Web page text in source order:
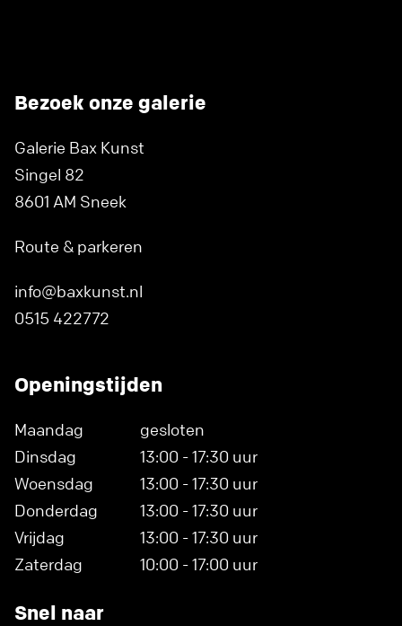
Bezoek onze galerie
Galerie Bax Kunst
Singel 82
8601 AM Sneek
Route & parkeren
info@baxkunst.nl
0515 422772
Openingstijden
Maandag
gesloten
Dinsdag
13:00 - 17:30 uur
Woensdag
13:00 - 17:30 uur
Donderdag
13:00 - 17:30 uur
Vrijdag
13:00 - 17:30 uur
Zaterdag
10:00 - 17:00 uur
Snel naar